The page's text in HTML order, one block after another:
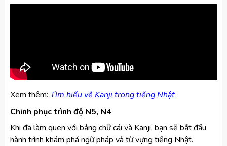
Xem thêm: Tìm hiểu về Kanji trong tiếng Nhật
Chinh phục trình độ N5, N4
Khi đã làm quen với bảng chữ cái và Kanji, bạn sẽ bắt đầu
hành trình khám phá ngữ pháp và từ vựng tiếng Nhật.